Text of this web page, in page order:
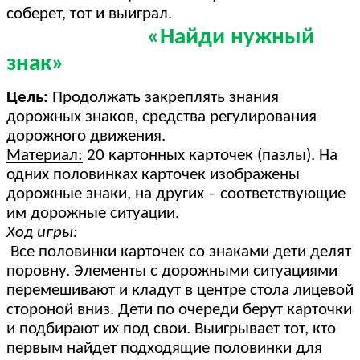
соберет, тот и выиграл.
«Найди нужный
знак»
Цель: Продолжать закреплять знания
дорожных знаков, средства регулирования
дорожного движения.
Материал: 20 картонных карточек (пазлы). На
одних половинках карточек изображены
дорожные знаки, на других – соответствующие
им дорожные ситуации.
Ход игры:
Все половинки карточек со знаками дети делят
поровну. Элементы с дорожными ситуациями
перемешивают и кладут в центре стола лицевой
стороной вниз. Дети по очереди берут карточки
и подбирают их под свои. Выигрывает тот, кто
первым найдет подходящие половинки для